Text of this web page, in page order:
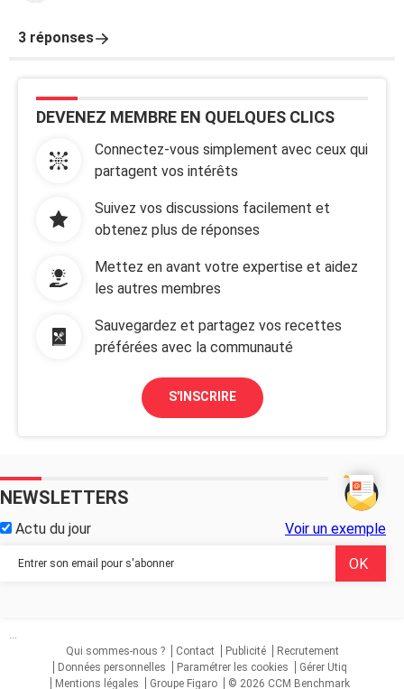
3 réponses
DEVENEZ MEMBRE EN QUELQUES CLICS
Connectez-vous simplement avec ceux qui
partagent vos intérêts
Suivez vos discussions facilement et
obtenez plus de réponses
Mettez en avant votre expertise et aidez
les autres membres
Sauvegardez et partagez vos recettes
préférées avec la communauté
S'INSCRIRE
NEWSLETTERS
Actu du jour Voir un exemple
...
Qui sommes-nous ?
Contact Publicité
Recrutement
Données personnelles
Paramétrer les cookies
Gérer Utiq
Mentions légales
Groupe Figaro © 2026 CCM Benchmark